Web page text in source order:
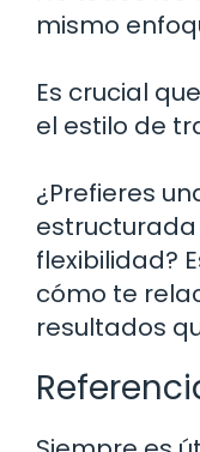
mismo
Es crucial
el estilo de
¿Prefieres
estructurada
flexibilidad?
cómo te
resultados